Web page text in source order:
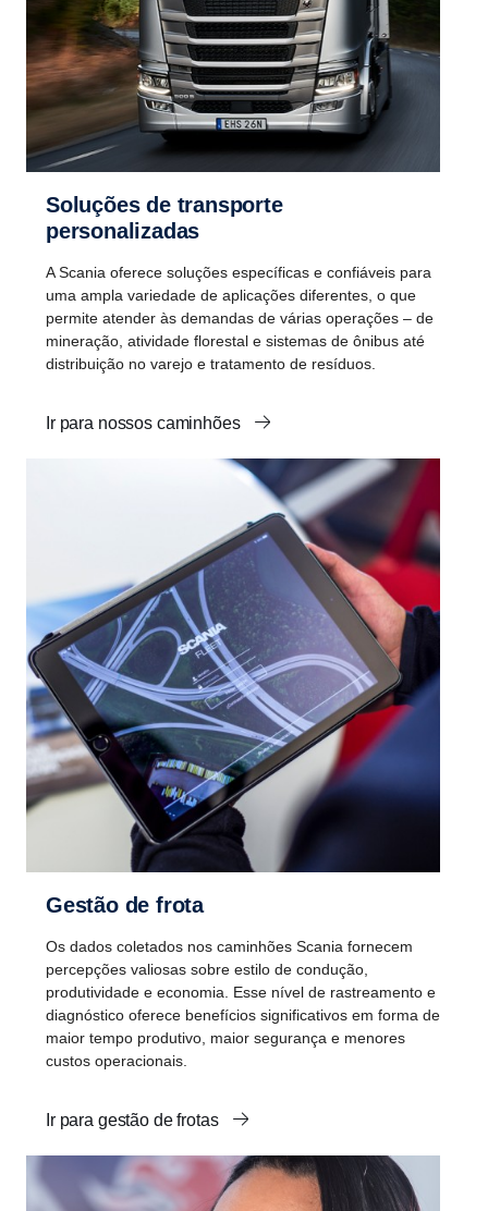
Soluções de transporte
personalizadas
A Scania oferece soluções específicas e confiáveis para
uma ampla variedade de aplicações diferentes, o que
permite atender às demandas de várias operações – de
mineração, atividade florestal e sistemas de ônibus até
distribuição no varejo e tratamento de resíduos.
Ir para nossos caminhões
gestão de frota
Os dados coletados nos caminhões Scania fornecem
percepções valiosas sobre estilo de condução,
produtividade e economia. Esse nível de rastreamento e
diagnóstico oferece benefícios significativos em forma de
maior tempo produtivo, maior segurança e menores
custos operacionais.
Ir para gestão de frotas